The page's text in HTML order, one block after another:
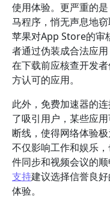
使用体验。更严重的
马程序，悄无声息地
苹果对App Store的审
者通过伪装成合法应
在下载前应核查开发
方认可的应用。
此外，免费加速器的
了吸引用户，某些应
断线，使得网络体验
不仅影响工作和娱乐
件同步和视频会议的
支持建议选择信誉良
体验。